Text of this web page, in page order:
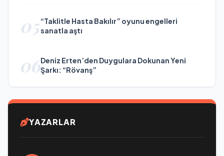
05“Taklitle Hasta Bakılır” oyunu engelleri
sanatla aştı
06Deniz Erten’den Duygulara Dokunan Yeni
Şarkı: “Rövanş”
YAZARLAR